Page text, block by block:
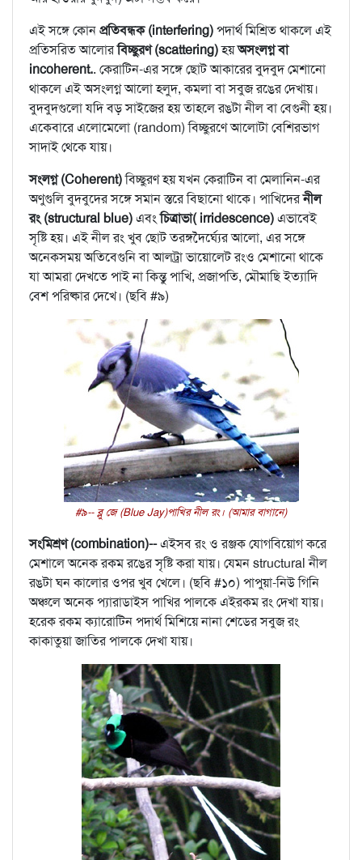
এই সঙ্গে কোনপ্রতিবন্ধক (interfering)পদার্থ মিশ্রিত থাকলে এই
প্রতিসরিত আলোরবিচ্ছুরণ (scattering)হয়অসংলগ্ন বা
incoherent.. কেরাটিন-এর সঙ্গে ছোট আকারের বুদবুদ মেশানো
থাকলে এই অসংলগ্ন আলো হলুদ, কমলা বা সবুজ রঙের দেখায়।
বুদবুদগুলো যদি বড় সাইজের হয় তাহলে রঙটা নীল বা বেগুনী হয়।
একেবারে এলোমেলো (random) বিচ্ছুরণে আলোটা বেশিরভাগ
সাদাই থেকে যায়।
সংলগ্ন (Coherent)বিচ্ছুরণ হয় যখন কেরাটিন বা মেলানিন-এর
অণুগুলি বুদবুদের সঙ্গে সমান স্তরে বিছানো থাকে। পাখিদেরনীল
রং (structural blue)এবংচিত্রাভা( irridescence)এভাবেই
সৃষ্টি হয়। এই নীল রং খুব ছোট তরঙ্গদৈর্ঘ্যের আলো, এর সঙ্গে
অনেকসময় অতিবেগুনি বা আলট্রা ভায়োলেট রংও মেশানো থাকে
যা আমরা দেখতে পাই না কিন্তু পাখি, প্রজাপতি, মৌমাছি ইত্যাদি
বেশ পরিষ্কার দেখে। (ছবি #৯)
#৯-- ব্লু জে (Blue Jay)পাখির নীল রং। (আমার বাগানে)
সংমিশ্রণ (combination)--এইসব রং ও রঞ্জক যোগবিয়োগ করে
মেশালে অনেক রকম রঙের সৃষ্টি করা যায়। যেমন structural নীল
রঙটা ঘন কালোর ওপর খুব খেলে। (ছবি #১০) পাপুয়া-নিউ গিনি
অঞ্চলে অনেক প্যারাডাইস পাখির পালকে এইরকম রং দেখা যায়।
হরেক রকম ক্যারোটিন পদার্থ মিশিয়ে নানা শেডের সবুজ রং
কাকাতুয়া জাতির পালকে দেখা যায়।